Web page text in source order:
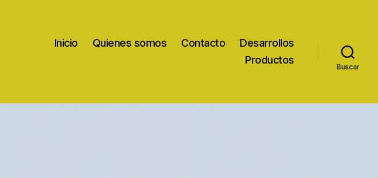
Inicio Quienes somos Contacto
Desarrollos
Productos
Buscar